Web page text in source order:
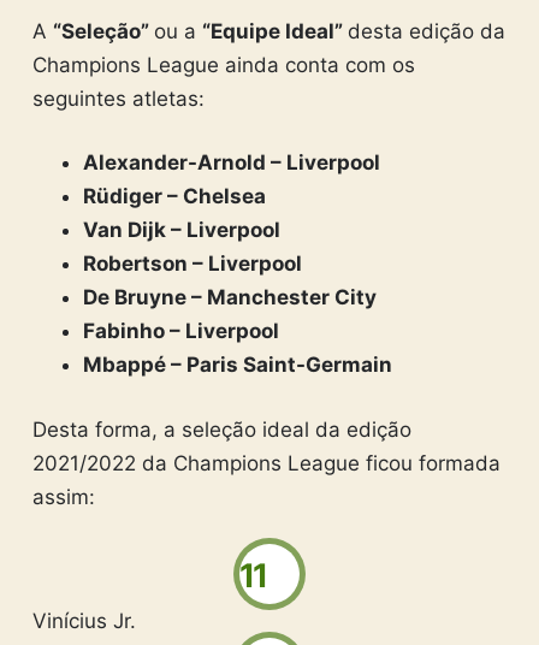
A “Seleção” ou a “Equipe Ideal” desta edição da
Champions League ainda conta com os
seguintes atletas:
Alexander-Arnold – Liverpool
Rüdiger – Chelsea
Van Dijk – Liverpool
Robertson – Liverpool
De Bruyne – Manchester City
Fabinho – Liverpool
Mbappé – Paris Saint-Germain
Desta forma, a seleção ideal da edição
2021/2022 da Champions League ficou formada
assim:
11
Vinícius Jr.